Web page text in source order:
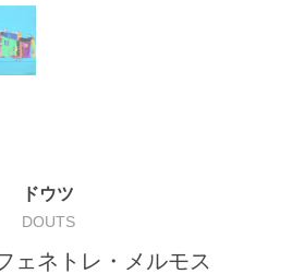
ドウツ
DOUTS
ェネトレ・メルモス